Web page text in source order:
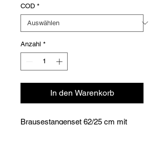
COD *
Anzahl *
In den Warenkorb
Brausestangenset 62/25 cm mit